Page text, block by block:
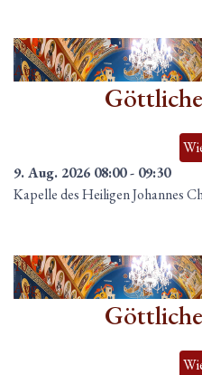
09
Aug.
9. Aug. 2026 08:00- 09:30
Kapelle des Heiligen Johannes
10
Aug.